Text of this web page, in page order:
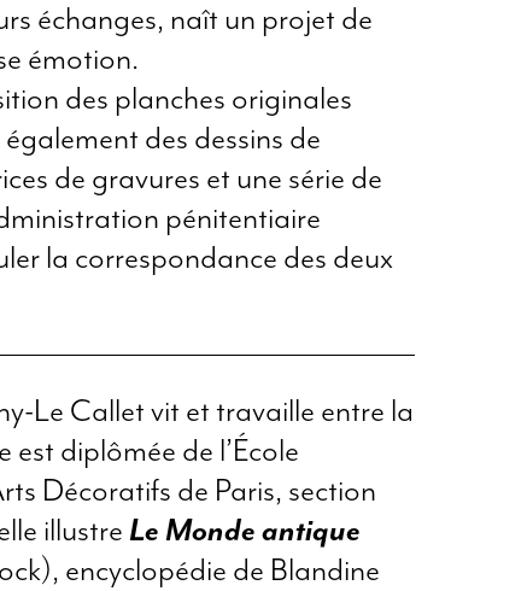
échanges, naît un projet de
émotion.
des planches originales
des dessins de
de gravures et une série de
pénitentiaire
la correspondance des deux
Le Callet vit et travaille entre la
est diplômée de l’École
Décoratifs de Paris, section
illustreLe Monde antique
encyclopédie de Blandine